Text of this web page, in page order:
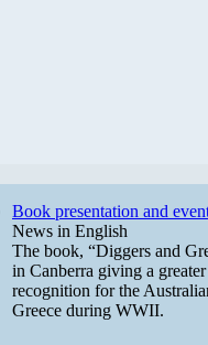
Book presentation and
News in English
The book, “Diggers and
in Canberra giving a
recognition for the
Greece during WWII.